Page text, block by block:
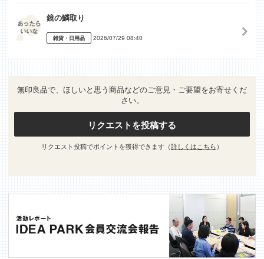
鏡の鱗取り
雑貨・日用品 2026/07/29 08:40
無印良品で、ほしいと思う商品などのご意見・ご要望をお寄せくだ
さい。
リクエストを投稿する
リクエスト投稿でポイントを獲得できます（詳しくはこちら ）